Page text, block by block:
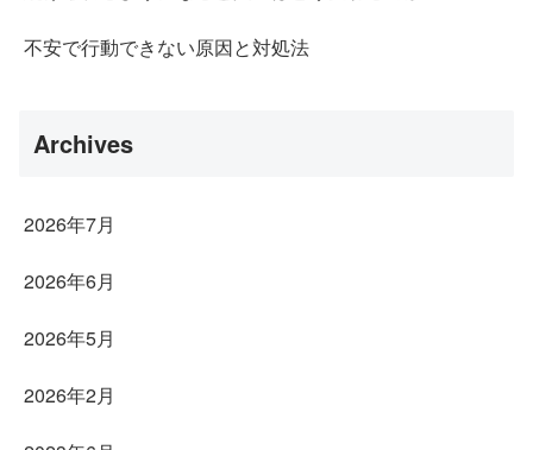
不安で行動できない原因と対処法
Archives
2026年7月
2026年6月
2026年5月
2026年2月